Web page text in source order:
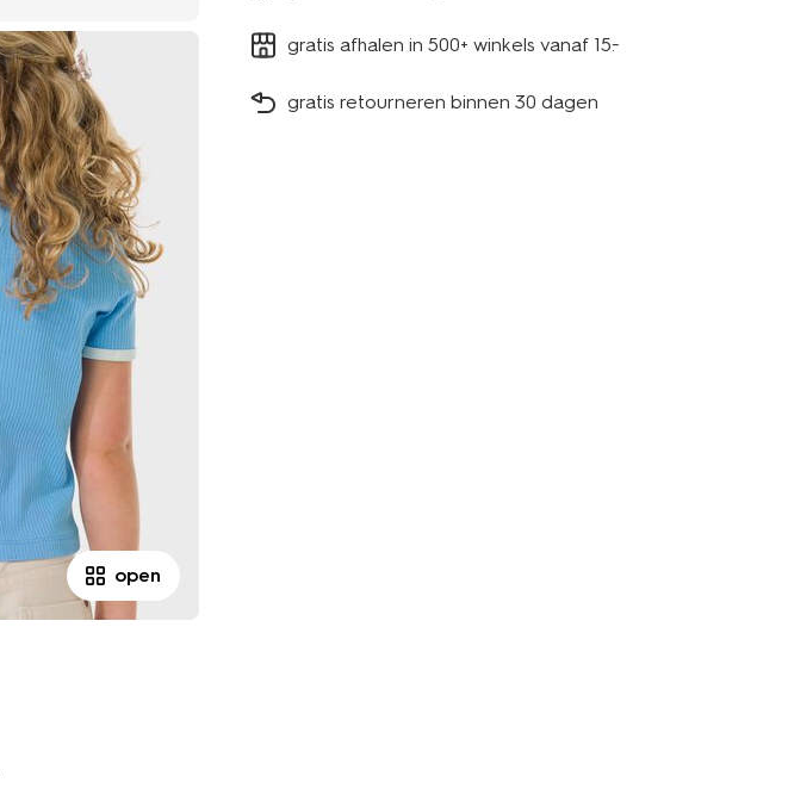
open
gratis afhalen in 500+ winkels vanaf 15.-
gratis retourneren binnen 30 dagen